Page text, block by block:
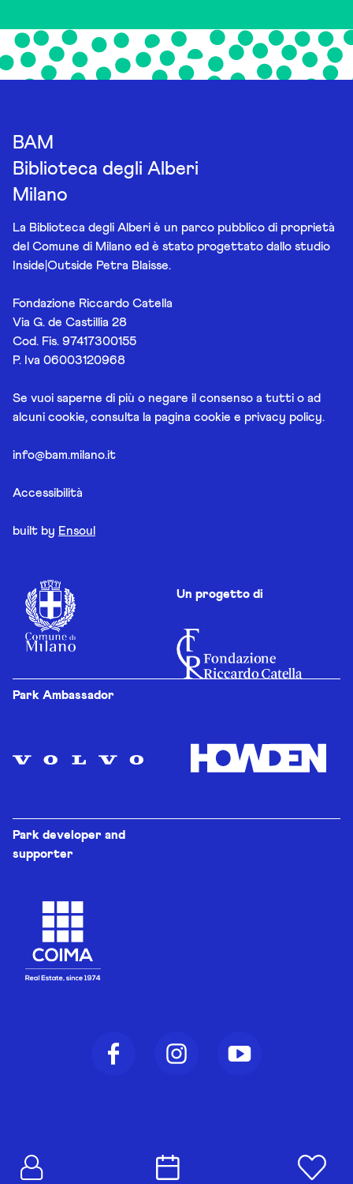
BAM
Biblioteca degli Alberi
Milano
La Biblioteca degli Alberi è un parco pubblico di proprietà
del Comune di Milano ed è stato progettato dallo studio
Inside|Outside Petra Blaisse.
Fondazione Riccardo Catella
Via G. de Castillia 28
Cod. Fis. 97417300155
P. Iva 06003120968
Se vuoi saperne di più o negare il consenso a tutti o ad
alcuni cookie, consulta la pagina cookie e privacy policy.
info@bam.milano.it
Accessibilità
built by Ensoul
Un progetto di
Park Ambassador
Park developer and
supporter